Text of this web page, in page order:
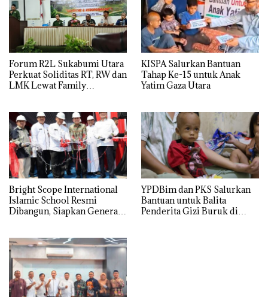
Forum R2L Sukabumi Utara
Perkuat Soliditas RT, RW dan
LMK Lewat Family
KISPA Salurkan Bantuan
Tahap Ke-15 untuk Anak
Yatim Gaza Utara
Bright Scope International
Islamic School Resmi
Dibangun, Siapkan Generasi
YPDBim dan PKS Salurkan
Bantuan untuk Balita
Penderita Gizi Buruk di